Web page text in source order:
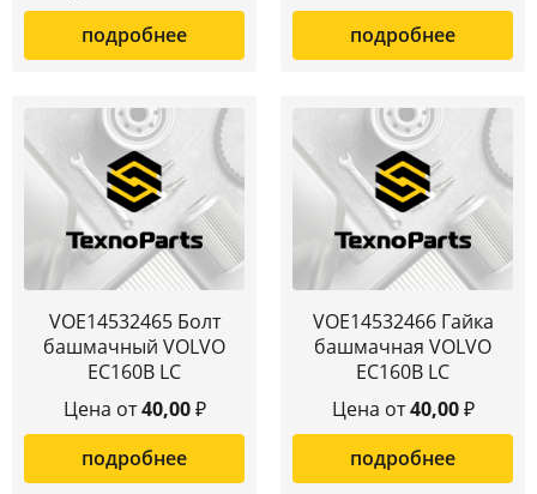
подробнее
подробнее
VOE14532465 Болт
башмачный VOLVO
EC160B LC
Цена от40,00₽
подробнее
VOE14532466 Гайка
башмачная VOLVO
EC160B LC
Цена от40,00₽
подробнее